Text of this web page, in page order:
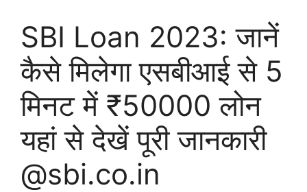
SBI Loan 2023: जानें
कैसे मिलेगा एसबीआई से 5
मिनट में ₹50000 लोन
यहां से देखें पूरी जानकारी
@sbi.co.in